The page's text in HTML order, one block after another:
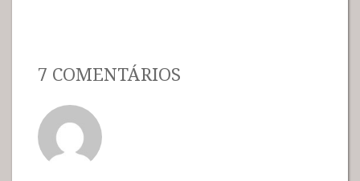
7 COMENTÁRIOS